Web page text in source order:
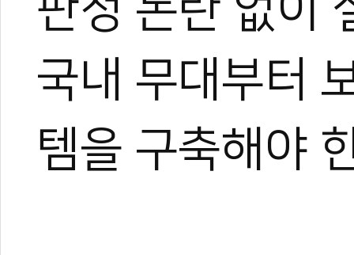
국내 무대부터
템을 구축해야